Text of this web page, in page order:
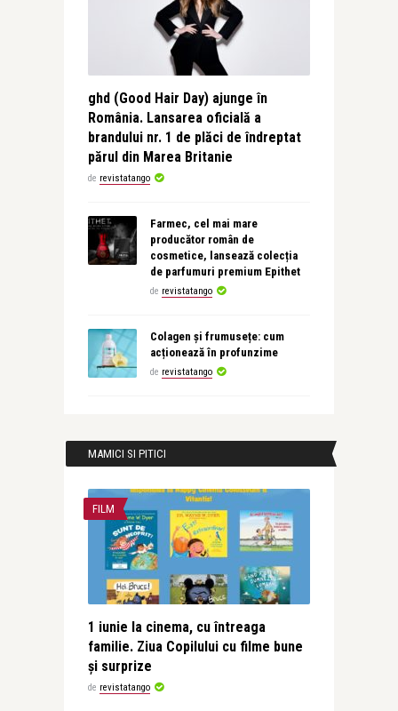
ghd (Good Hair Day) ajunge în
România. Lansarea oficială a
brandului nr. 1 de plăci de îndreptat
părul din Marea Britanie
de revistatango
Farmec, cel mai mare
producător român de
cosmetice, lansează colecția
de parfumuri premium Epithet
de revistatango
Colagen și frumusețe: cum
acționează în profunzime
de revistatango
MAMICI SI PITICI
FILM
1 iunie la cinema, cu întreaga
familie. Ziua Copilului cu filme bune
și surprize
de revistatango